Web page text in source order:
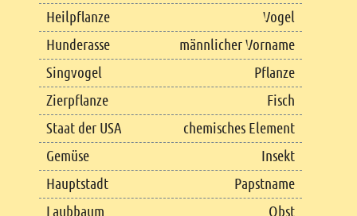
Heilpflanze
Vogel
Hunderasse
männlicher Vorname
Singvogel
Pflanze
Zierpflanze
Fisch
Staat der USA
chemisches Element
Gemüse
Insekt
Hauptstadt
Papstname
Laubbaum
Obst